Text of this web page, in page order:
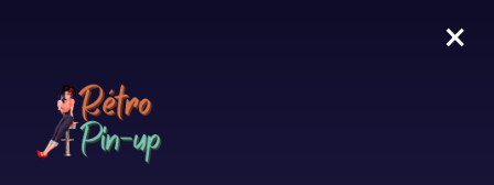
0
10% offert avec le code RÉTRO10
×